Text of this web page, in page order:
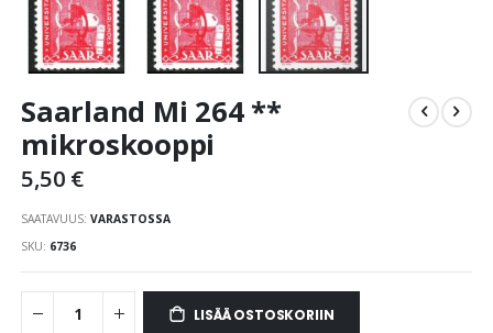
to
beginning
of
images
gallery
Saarland Mi 264 **
mikroskooppi
5,50 €
SAATAVUUS: VARASTOSSA
SKU 6736
LISÄÄ OSTOSKORIIN